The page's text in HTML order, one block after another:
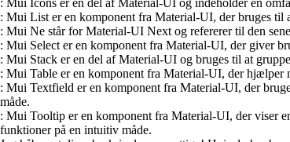
: Mui List er en komponent fra Material-UI, der bruges til
: Mui Ne står for Material-UI Next og refererer til den
: Mui Select er en komponent fra Material-UI, der giver
: Mui Stack er en del af Material-UI og bruges til at
: Mui Table er en komponent fra Material-UI, der hjælper
: Mui Textfield er en komponent fra Material-UI, der
måde.
: Mui Tooltip er en komponent fra Material-UI, der viser
funktioner på en intuitiv måde.